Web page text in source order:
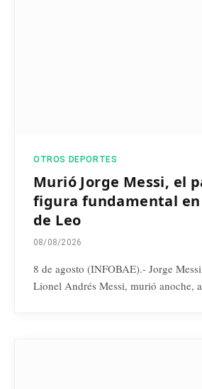
OTROS DEPORTES
Murió Jorge Messi, el
figura fundamental en
de Leo
08/08/2026
8 de agosto (INFOBAE).- Jorge
Lionel Andrés Messi, murió anoche,